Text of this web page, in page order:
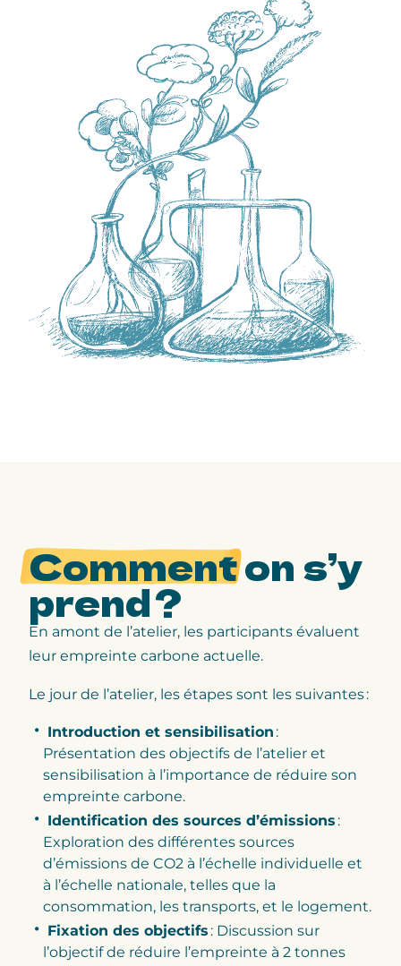
Commenton s’y
prend ?
En amont de l’atelier, les participants évaluent
leur empreinte carbone actuelle.
Le jour de l’atelier, les étapes sont les suivantes :
Introduction et sensibilisation :
Présentation des objectifs de l’atelier et
sensibilisation à l’importance de réduire son
empreinte carbone.
Identification des sources d’émissions :
Exploration des différentes sources
d’émissions de CO2 à l’échelle individuelle et
à l’échelle nationale, telles que la
consommation, les transports, et le logement.
Fixation des objectifs : Discussion sur
l’objectif de réduire l’empreinte à 2 tonnes